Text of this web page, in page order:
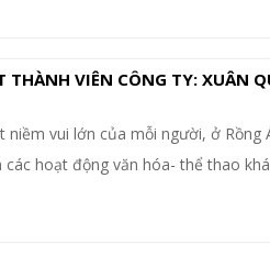
THÀNH VIÊN CÔNG TY: XUÂN
niềm vui lớn của mỗi người, ở
các hoạt động văn hóa- thể thao